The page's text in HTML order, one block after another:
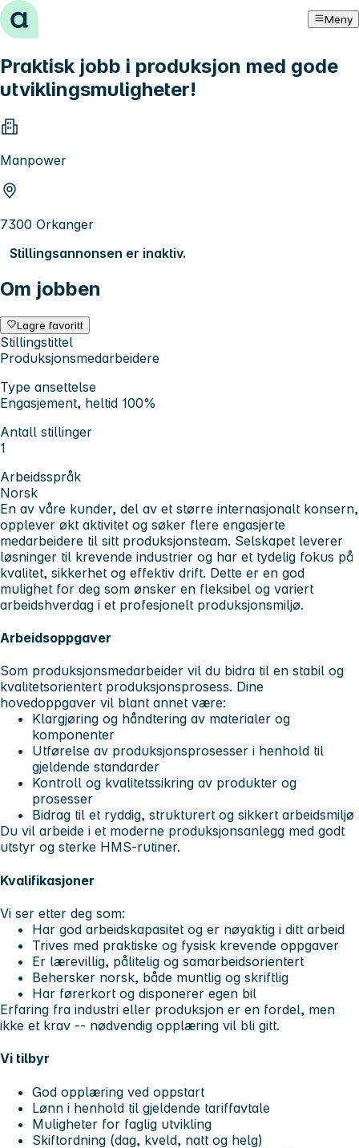
Hopp til innhold Meny
Praktisk jobb i produksjon med gode
utviklingsmuligheter!
Manpower
7300 Orkanger
Stillingsannonsen er inaktiv.
Om jobben
Lagre favoritt
Stillingstittel
Produksjonsmedarbeidere
Type ansettelse
Engasjement, heltid 100%
Antall stillinger
1
Arbeidsspråk
Norsk
En av våre kunder, del av et større internasjonalt konsern,
opplever økt aktivitet og søker flere engasjerte
medarbeidere til sitt produksjonsteam. Selskapet leverer
løsninger til krevende industrier og har et tydelig fokus på
kvalitet, sikkerhet og effektiv drift. Dette er en god
mulighet for deg som ønsker en fleksibel og variert
arbeidshverdag i et profesjonelt produksjonsmiljø.
Arbeidsoppgaver
Som produksjonsmedarbeider vil du bidra til en stabil og
kvalitetsorientert produksjonsprosess. Dine
hovedoppgaver vil blant annet være:
Klargjøring og håndtering av materialer og
komponenter
Utførelse av produksjonsprosesser i henhold til
gjeldende standarder
Kontroll og kvalitetssikring av produkter og
prosesser
Bidrag til et ryddig, strukturert og sikkert arbeidsmiljø
Du vil arbeide i et moderne produksjonsanlegg med godt
utstyr og sterke HMS-rutiner.
Kvalifikasjoner
Vi ser etter deg som:
Har god arbeidskapasitet og er nøyaktig i ditt arbeid
Trives med praktiske og fysisk krevende oppgaver
Er lærevillig, pålitelig og samarbeidsorientert
Behersker norsk, både muntlig og skriftlig
Har førerkort og disponerer egen bil
Erfaring fra industri eller produksjon er en fordel, men
ikke et krav -- nødvendig opplæring vil bli gitt.
Vi tilbyr
God opplæring ved oppstart
Lønn i henhold til gjeldende tariffavtale
Muligheter for faglig utvikling
Skiftordning (dag, kveld, natt og helg)